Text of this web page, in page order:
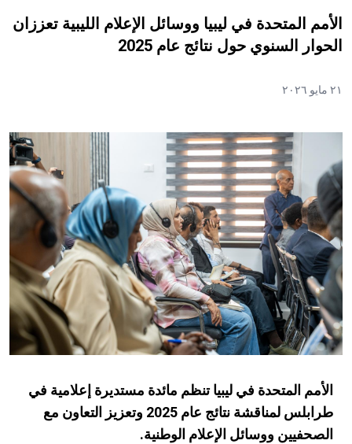
الأمم المتحدة في ليبيا ووسائل الإعلام الليبية تعززان
الحوار السنوي حول نتائج عام 2025
٢١ مايو ٢٠٢٦
الأمم المتحدة في ليبيا تنظم مائدة مستديرة إعلامية في
طرابلس لمناقشة نتائج عام 2025 وتعزيز التعاون مع
الصحفيين ووسائل الإعلام الوطنية.